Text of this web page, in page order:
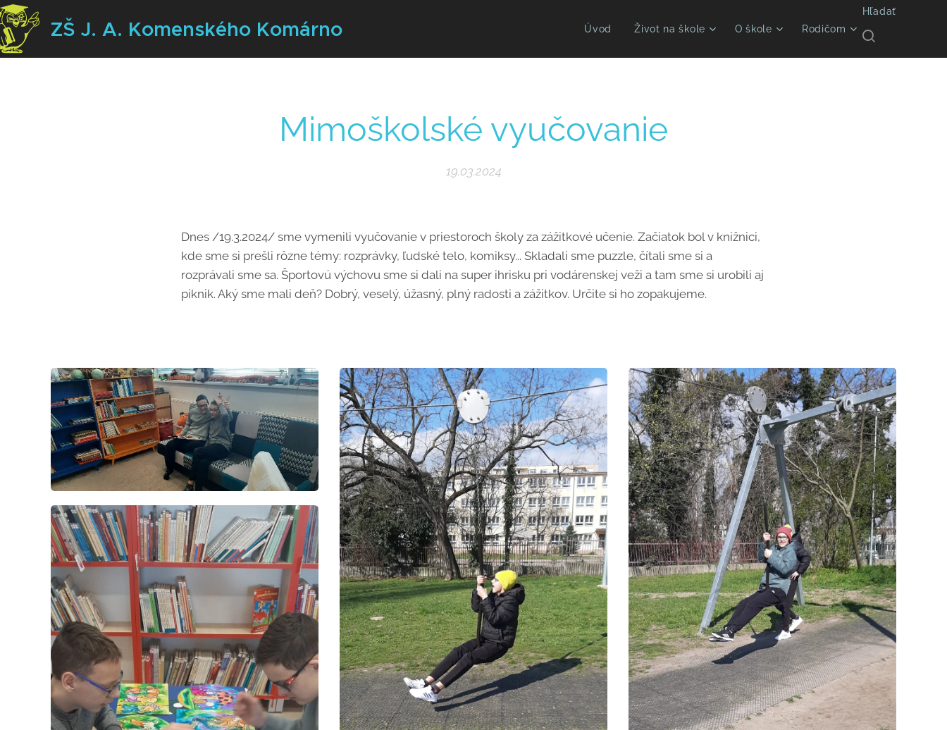
ZŠ J. A. Komenského Komárno Úvod Život na škole O škole Rodičom
Hľadať
Mimoškolské vyučovanie
19.03.2024
Dnes /19.3.2024/ sme vymenili vyučovanie v priestoroch školy za zážitkové učenie. Začiatok bol v knižnici,
kde sme si prešli rôzne témy: rozprávky, ľudské telo, komiksy... Skladali sme puzzle, čítali sme si a
rozprávali sme sa. Športovú výchovu sme si dali na super ihrisku pri vodárenskej veži a tam sme si urobili aj
piknik. Aký sme mali deň? Dobrý, veselý, úžasný, plný radosti a zážitkov. Určite si ho zopakujeme.